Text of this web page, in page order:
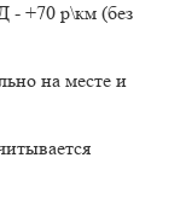
- +70 р\км (без
на месте и